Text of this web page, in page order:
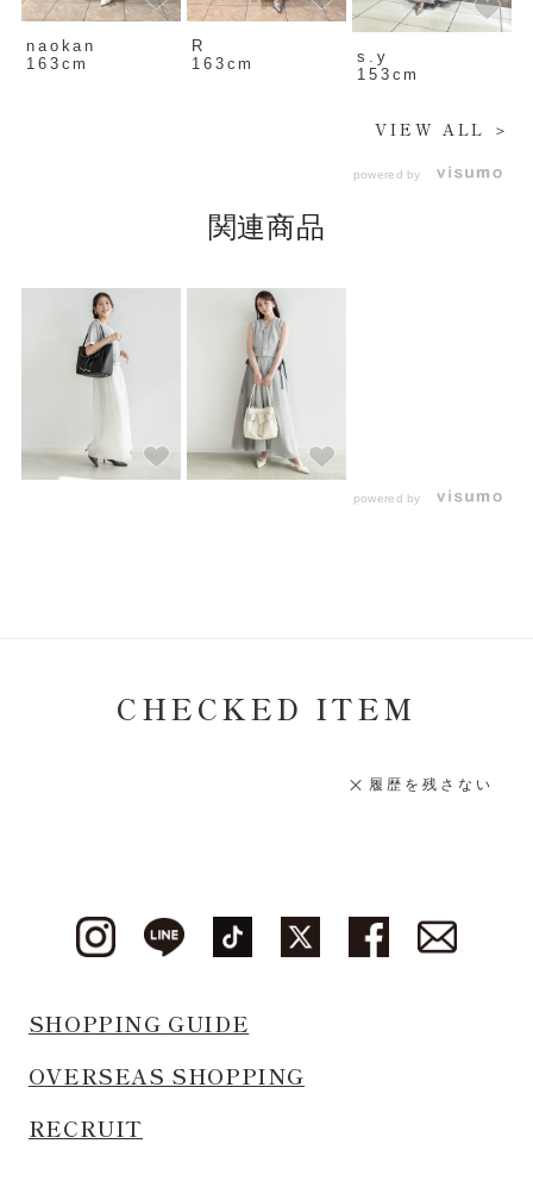
naokan
163cm
R
163cm
s.y
153cm
powered by
VIEW ALL ＞
関連商品
powered by
CHECKED ITEM
履歴を残さない
SHOPPING GUIDE
OVERSEAS SHOPPING
RECRUIT